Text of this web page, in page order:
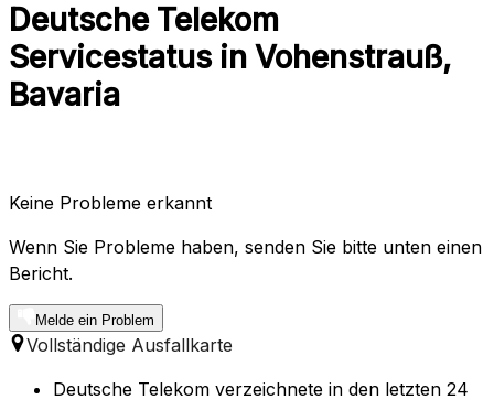
Deutsche Telekom
Servicestatus in Vohenstrauß,
Bavaria
Keine Probleme erkannt
Wenn Sie Probleme haben, senden Sie bitte unten einen
Bericht.
Melde ein Problem
Vollständige Ausfallkarte
Deutsche Telekom verzeichnete in den letzten 24